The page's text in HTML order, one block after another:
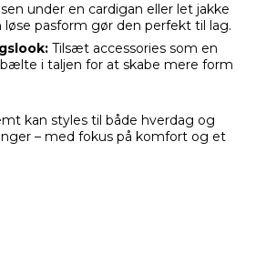
under en cardigan eller let jakke
løse pasform gør den perfekt til lag.
Tilsæt accessories som en
i taljen for at skabe mere form
kan styles til både hverdag og
– med fokus på komfort og et